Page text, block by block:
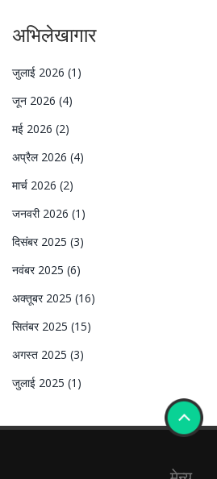
अभिलेखागार
जुलाई 2026 (1)
जून 2026 (4)
मई 2026 (2)
अप्रैल 2026 (4)
मार्च 2026 (2)
जनवरी 2026 (1)
दिसंबर 2025 (3)
नवंबर 2025 (6)
अक्तूबर 2025 (16)
सितंबर 2025 (15)
अगस्त 2025 (3)
जुलाई 2025 (1)